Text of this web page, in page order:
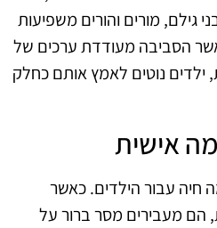
גילם, מורים והורים משפיעות
הסביבה מעודדת ערכים של
ילדים נוטים לאמץ אותם כחלק
אישית
חיה עבור הילדים. כאשר
הם מעבירים מסר ברור על